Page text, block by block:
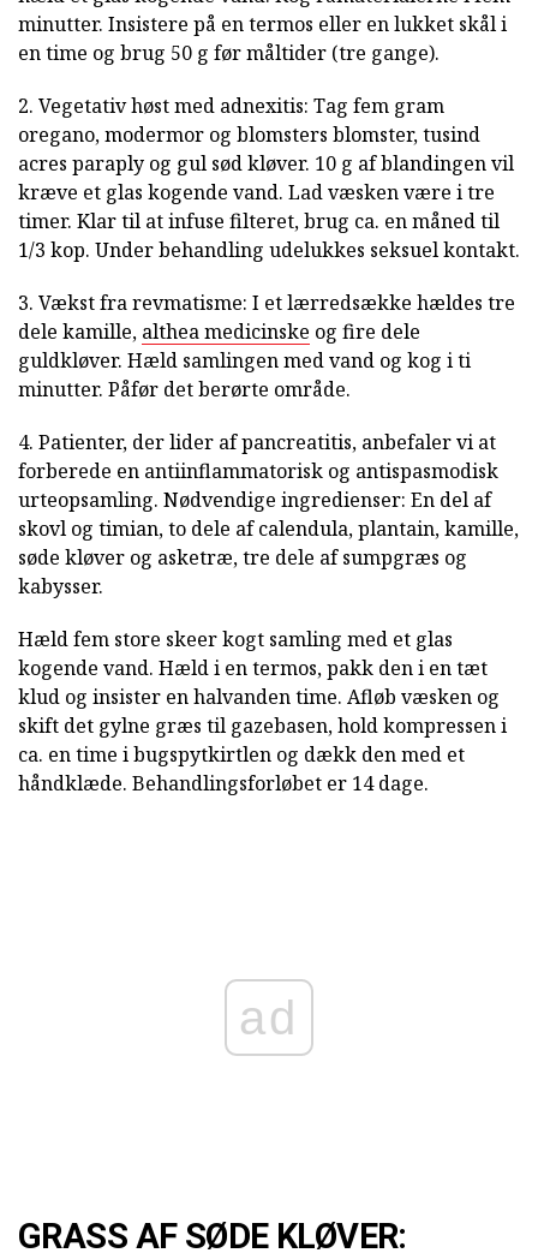
minutter. Insistere på en termos eller en lukket skål i
en time og brug 50 g før måltider (tre gange).
2. Vegetativ høst med adnexitis: Tag fem gram
oregano, modermor og blomsters blomster, tusind
acres paraply og gul sød kløver. 10 g af blandingen vil
kræve et glas kogende vand. Lad væsken være i tre
timer. Klar til at infuse filteret, brug ca. en måned til
1/3 kop. Under behandling udelukkes seksuel kontakt.
3. Vækst fra revmatisme: I et lærredsække hældes tre
dele kamille, althea medicinske og fire dele
guldkløver. Hæld samlingen med vand og kog i ti
minutter. Påfør det berørte område.
4. Patienter, der lider af pancreatitis, anbefaler vi at
forberede en antiinflammatorisk og antispasmodisk
urteopsamling. Nødvendige ingredienser: En del af
skovl og timian, to dele af calendula, plantain, kamille,
søde kløver og asketræ, tre dele af sumpgræs og
kabysser.
Hæld fem store skeer kogt samling med et glas
kogende vand. Hæld i en termos, pakk den i en tæt
klud og insister en halvanden time. Afløb væsken og
skift det gylne græs til gazebasen, hold kompressen i
ca. en time i bugspytkirtlen og dækk den med et
håndklæde. Behandlingsforløbet er 14 dage.
ad
GRASS AF SØDE KLØVER: